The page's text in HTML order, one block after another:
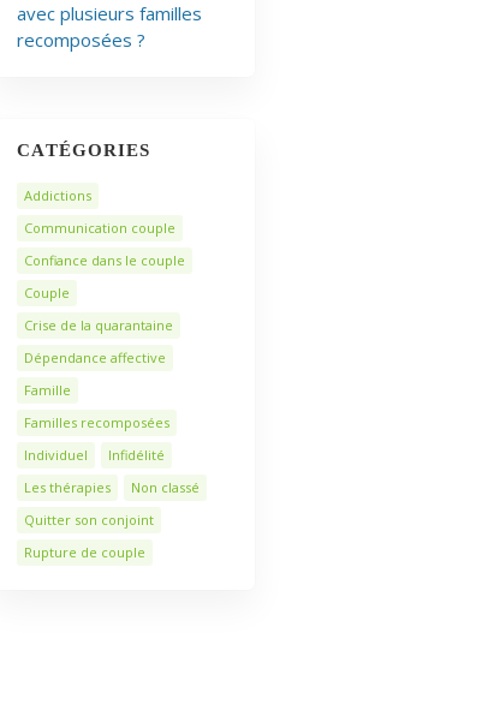
avec plusieurs familles
recomposées ?
CATÉGORIES
Addictions
Communication couple
Confiance dans le couple
Couple
Crise de la quarantaine
Dépendance affective
Famille
Familles recomposées
Individuel
Infidélité
Les thérapies
Non classé
Quitter son conjoint
Rupture de couple